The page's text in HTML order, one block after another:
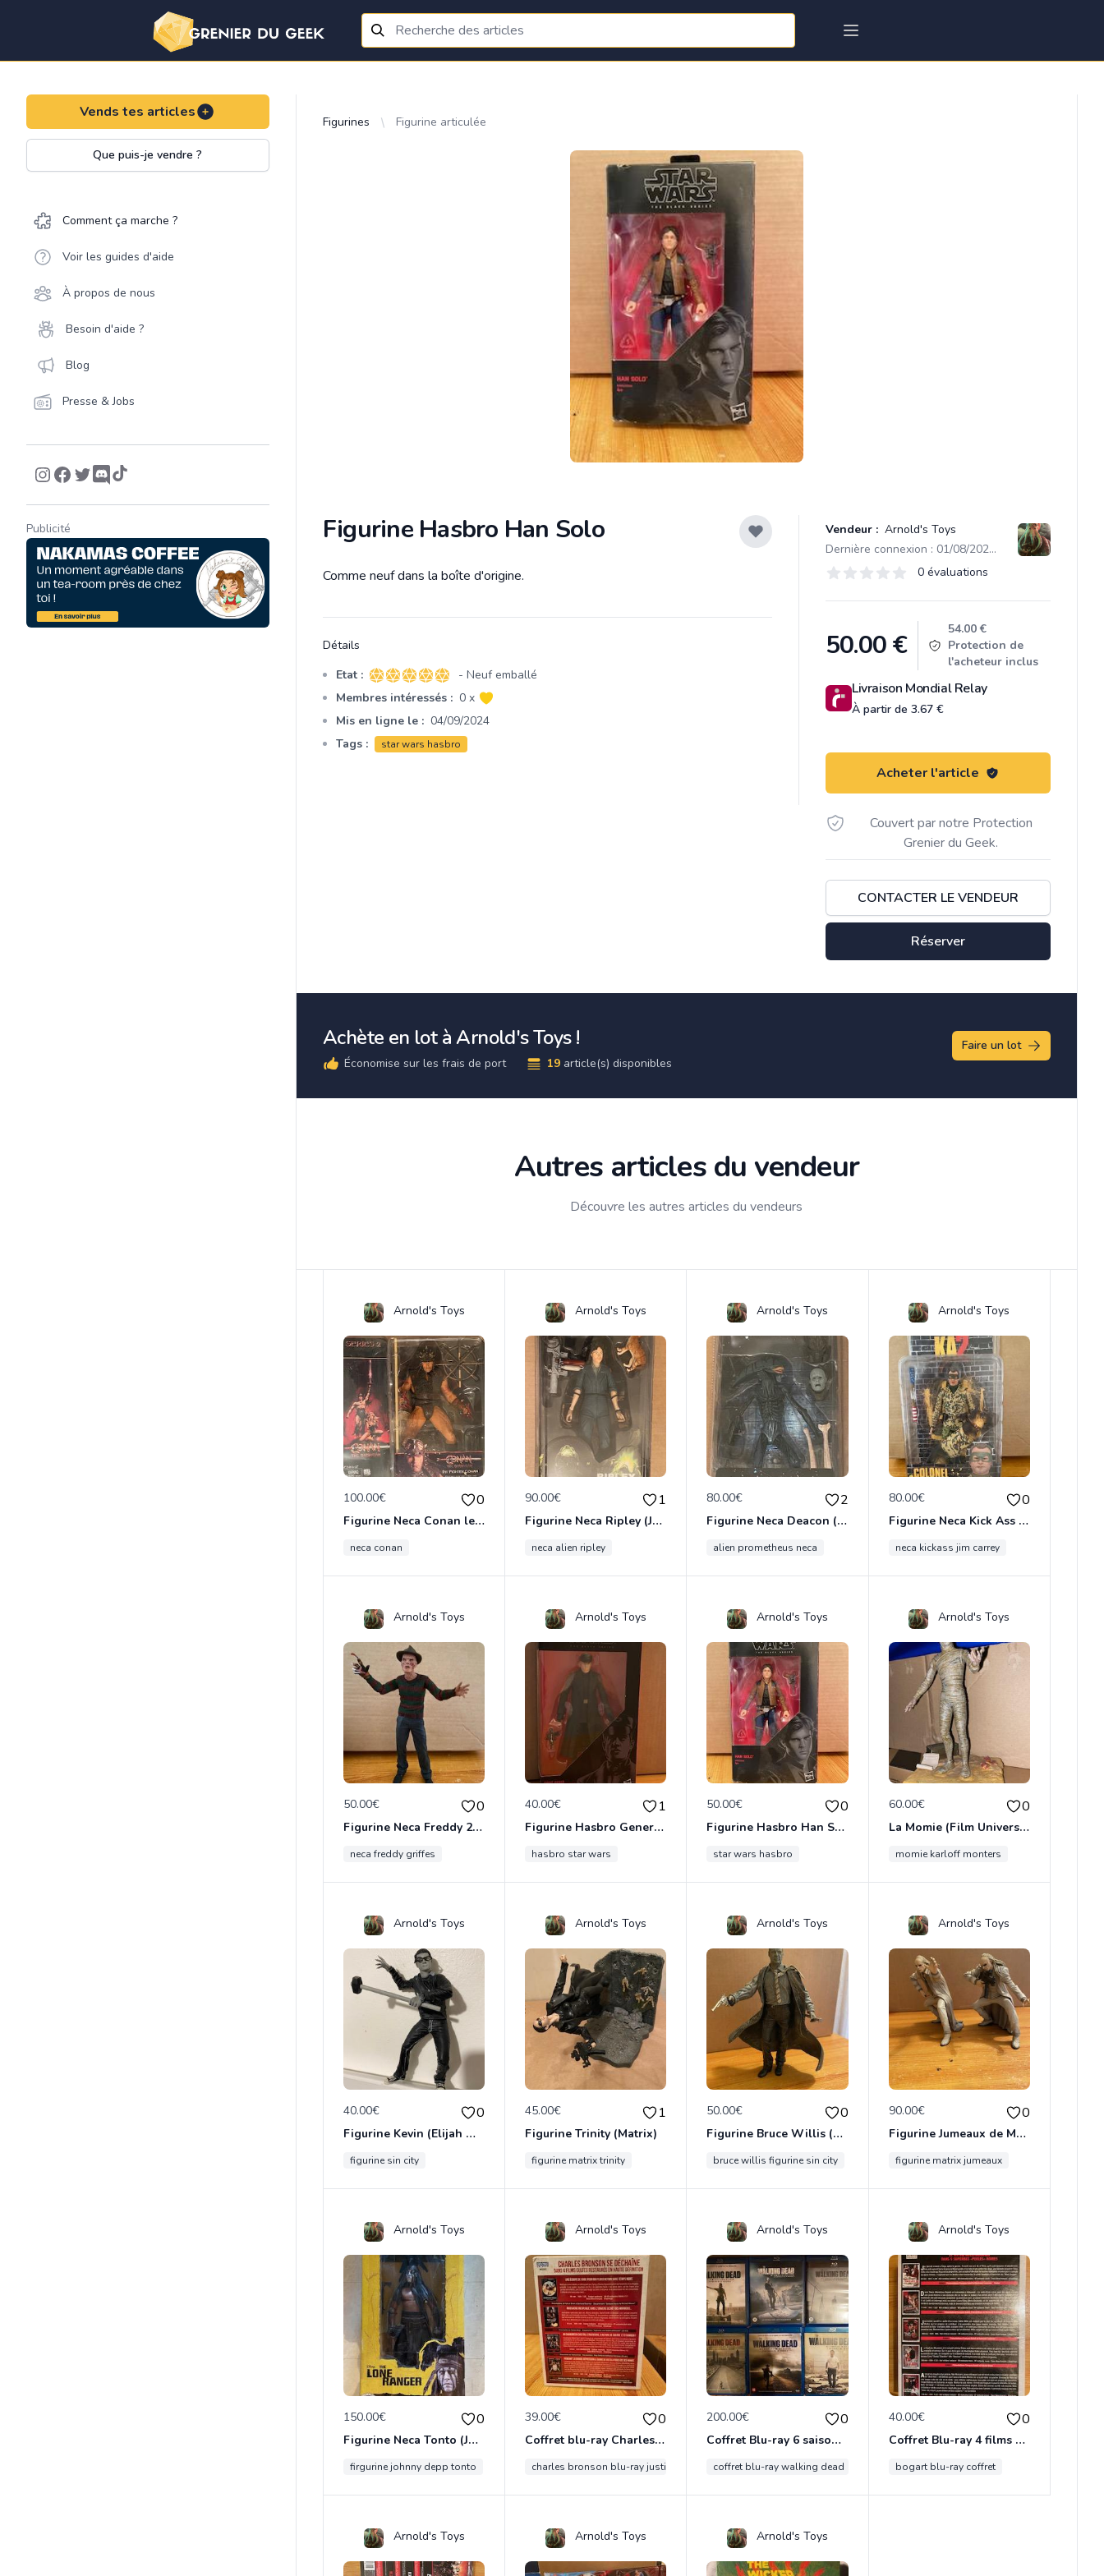
Vends tes articles
Que puis-je vendre ?
Comment ça marche ?
Voir les guides d'aide
À propos de nous
Besoin d'aide ?
Blog
Presse & Jobs
Publicité
Figurines Figurine articulée
Figurine Hasbro Han Solo Vendeur : Arnold's Toys
Dernière connexion : 01/08/2026 05:47
Évaluations
0 sur 5 étoiles 0 évaluations
50.00€
54.00 €
Protection de
l'acheteur inclus
Livraison Mondial Relay
À partir de 3.67 €
Acheter l'article
Couvert par notre Protection
Grenier du Geek.
CONTACTER LE VENDEUR
Réserver
Description
Comme neuf dans la boîte d'origine.
Détails
Etat : 5 sur 5 étoiles
- Neuf emballé
Membres intéressés : 0 x
Mis en ligne le : 04/09/2024
Tags :
star wars hasbro
Achète en lot à Arnold's Toys !
Économise sur les frais de port 19 article(s) disponibles
Faire un lot
Autres articles du vendeur
Découvre les autres articles du vendeurs
Arnold's Toys
100.00€ 0
Figurine Neca Conan le Barbare
neca conan
Arnold's Toys
90.00€ 1
Figurine Neca Ripley (Jumpsuit)
neca alien ripley
Arnold's Toys
80.00€ 2
Figurine Neca Deacon (Prometheus)
alien prometheus neca
Arnold's Toys
80.00€ 0
Figurine Neca Kick Ass 2 (Colonel Stars & Stripes)
neca kickass jim carrey
Arnold's Toys
50.00€ 0
Figurine Neca Freddy 2010
neca freddy griffes
Arnold's Toys
40.00€ 1
Figurine Hasbro General Hux (Star Wars VII)
hasbro star wars
Arnold's Toys
50.00€ 0
Figurine Hasbro Han Solo
star wars hasbro
Arnold's Toys
60.00€ 0
La Momie (Film Universal avec Boris Karloff)
momie karloff monters
Arnold's Toys
40.00€ 0
Figurine Kevin (Elijah Wood dans "SIN CITY")
figurine sin city
Arnold's Toys
45.00€ 1
Figurine Trinity (Matrix)
figurine matrix trinity
Arnold's Toys
50.00€ 0
Figurine Bruce Willis (Sin City)
bruce willis figurine sin city
Arnold's Toys
90.00€ 0
Figurine Jumeaux de Matrix
figurine matrix jumeaux
Arnold's Toys
150.00€ 0
Figurine Neca Tonto (Johnny Depp dans THE LONE RANGER)
firgurine johnny depp tonto
Arnold's Toys
39.00€ 0
Coffret blu-ray Charles Bronson
charles bronson blu-ray justicier
Arnold's Toys
200.00€ 0
Coffret Blu-ray 6 saisons de THE WALKING DEAD
coffret blu-ray walking dead
Arnold's Toys
40.00€ 0
Coffret Blu-ray 4 films de Humphrey Bogart
bogart blu-ray coffret
Arnold's Toys Arnold's Toys Arnold's Toys